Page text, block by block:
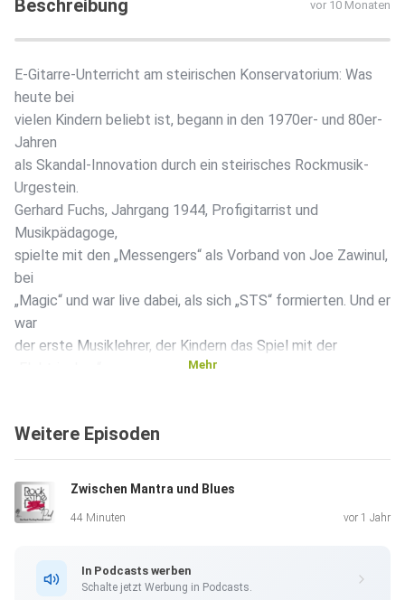
Beschreibung vor 10 Monaten
E-Gitarre-Unterricht am steirischen Konservatorium: Was
heute bei
vielen Kindern beliebt ist, begann in den 1970er- und 80er-
Jahren
als Skandal-Innovation durch ein steirisches Rockmusik-
Urgestein.
Gerhard Fuchs, Jahrgang 1944, Profigitarrist und
Musikpädagoge,
spielte mit den „Messengers“ als Vorband von Joe Zawinul,
bei
„Magic“ und war live dabei, als sich „STS“ formierten. Und er
war
der erste Musiklehrer, der Kindern das Spiel mit der
Mehr
Weitere Episoden
Zwischen Mantra und Blues
44 Minuten vor 1 Jahr
In Podcasts werben
Schalte jetzt Werbung in Podcasts.